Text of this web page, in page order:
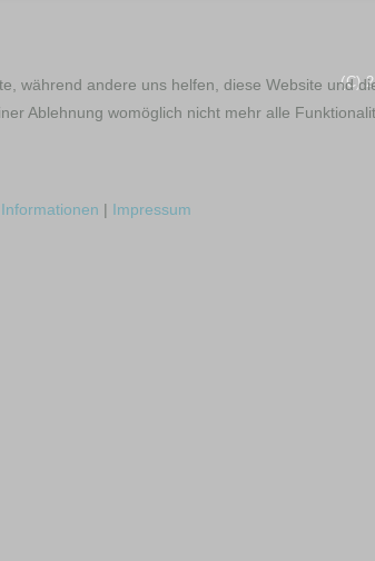
(C)
während andere uns helfen, diese Website und
Ablehnung womöglich nicht mehr alle
| Impressum